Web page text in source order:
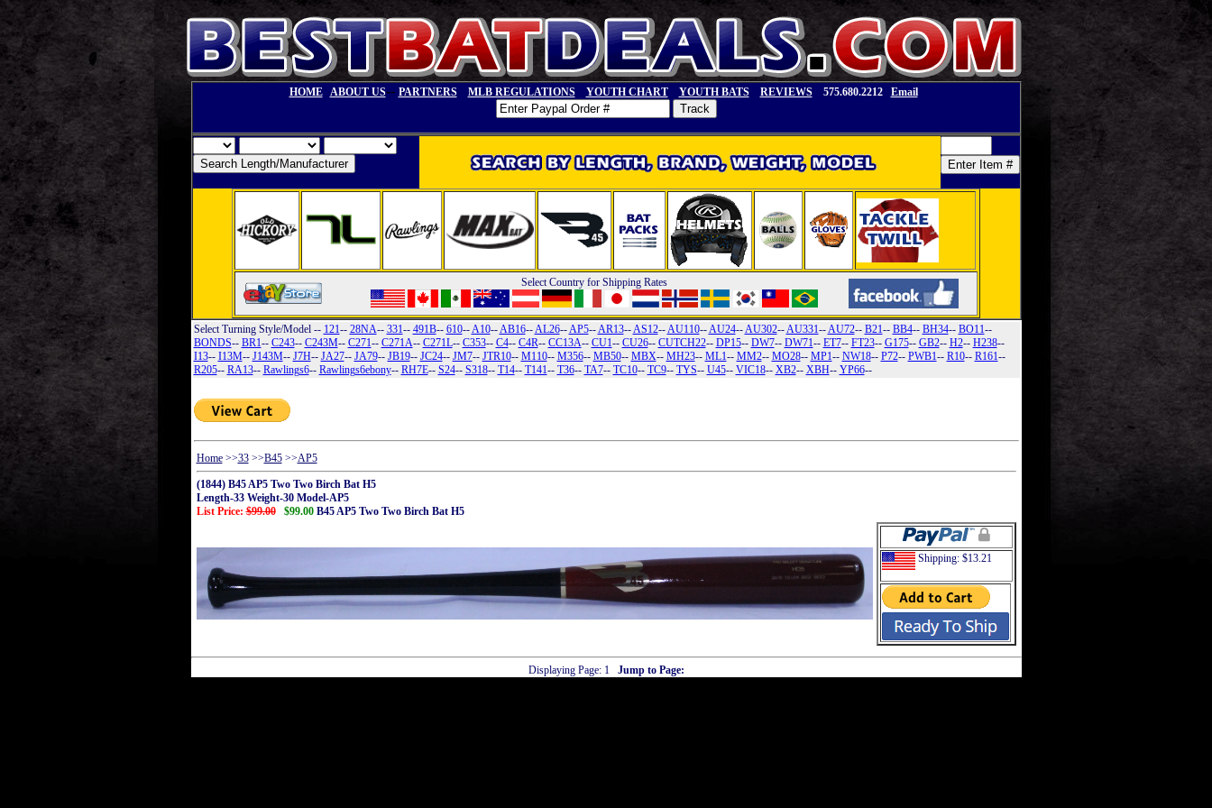
HOME ABOUT US-- PARTNERS MLB REGULATIONS YOUTH CHART YOUTH BATS REVIEWS 575.680.2212 Email
Select Country for Shipping Rates
Select Turning Style/Model -- 121-- 28NA-- 331-- 491B-- 610--A10--AB16--AL26--AP5--AR13--AS12--AU110--AU24--AU302--AU331--AU72-- B21-- BB4-- BH34-- BO11--
BONDS-- BR1-- C243-- C243M-- C271-- C271A-- C271L-- C353-- C4-- C4R-- CC13A-- CU1-- CU26-- CUTCH22-- DP15-- DW7-- DW71-- ET7-- FT23-- G175-- GB2-- H2-- H238--
I13-- I13M-- J143M-- J7H-- JA27-- JA79-- JB19-- JC24-- JM7-- JTR10-- M110-- M356-- MB50-- MBX-- MH23-- ML1-- MM2-- MO28-- MP1-- NW18-- P72-- PWB1-- R10-- R161--
R205-- RA13-- Rawlings6-- Rawlings6ebony-- RH7E-- S24-- S318-- T14-- T141-- T36-- TA7-- TC10-- TC9-- TYS-- U45-- VIC18-- XB2-- XBH-- YP66--
Home>>33>>B45>>AP5
(1844) B45 AP5 Two Two Birch Bat H5
Length-33 Weight-30 Model-AP5
List Price:$99.00 $99.00B45 AP5 Two Two Birch Bat H5
Shipping: $13.21
Displaying Page:1 Jump to Page: